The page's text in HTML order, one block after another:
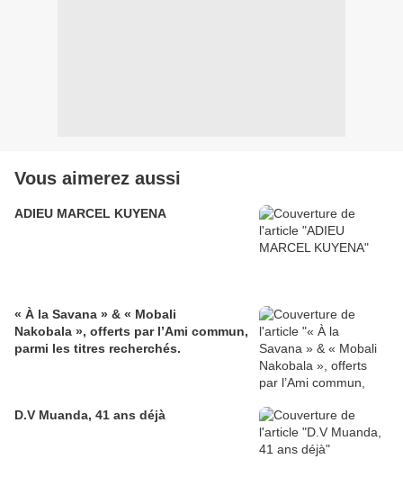
Vous aimerez aussi
ADIEU MARCEL KUYENA
« À la Savana » & « Mobali
Nakobala », offerts par l’Ami commun,
parmi les titres recherchés.
D.V Muanda, 41 ans déjà